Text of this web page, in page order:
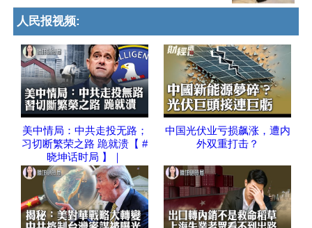
人民报视频:
美中情局：中共走投无路；
习切断繁荣之路 跪就溃【 #
晓坤话时局 】｜
中国光伏业亏损飙涨，遭内
外双重打击？